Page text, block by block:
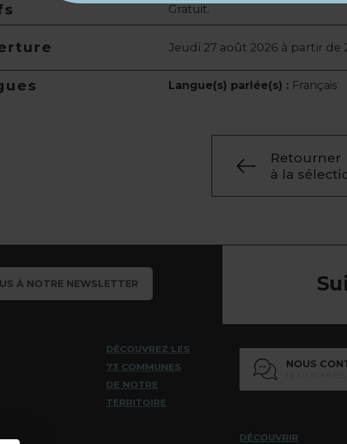
Gratuit.
Jeudi 27 août 2026 à partir de
Langue(s) parlée(s) : Français
Retourner
à la
À NOTRE NEWSLETTER
DÉCOUVREZ LES
73 COMMUNES
DE NOTRE
TERRITOIRE
NOUS
DÉCOUVRIR